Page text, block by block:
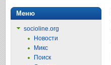
Меню
socioline.org
Новости
Микс
Поиск